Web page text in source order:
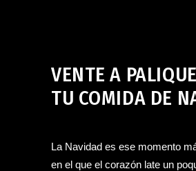
VENTE A
TU COMIDA DE
La Navidad es ese momento
en el que el corazón late un